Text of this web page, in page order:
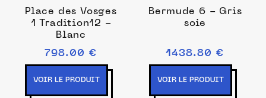
Place des Vosges
1 Tradition12 -
Blanc
798.00 €
VOIR LE PRODUIT
Bermude 6 - Gris
soie
1438.80 €
VOIR LE PRODUIT